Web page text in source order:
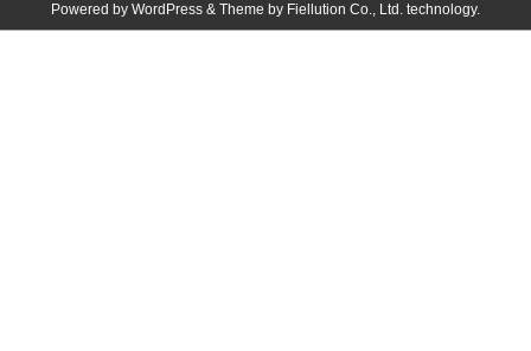
Powered by WordPress & Theme by Fiellution Co., Ltd. technology.